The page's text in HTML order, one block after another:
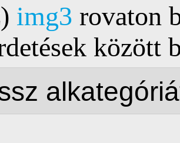
img3 rovaton
között